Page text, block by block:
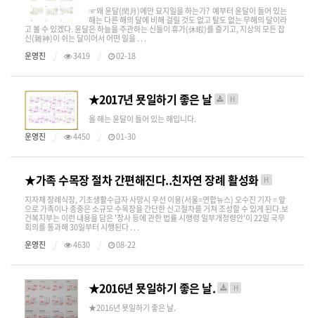
☞왜 윤달(閏月)에만 묘지일을 하는가? 예부터 윤달이 들어 있는
해는 다른 해의 달에 비해 걸릴 것도 없고 탈도 없는 무해의 달이라
고 볼 수 있겠다. ​윤달은 하늘을 주관하는 신들이 휴가(休暇)를 즐기고, 지상의 모든 잡
신(雜神)이 쉬는 달이어서 어떤 일을 . . .
운영진
3419 02-18
★2017년 묫일하기 좋은 날 H
올 해는 윤달이 들어 있는 해입니다.
운영진
4450 01-30
★가족 수목장 절차 간편해진다..친자연 장례 활성화 H
지자체 장례식장, 기초생활수급자 사망시 우선 이용(서울=연합뉴스) 오수진 기자 = 앞
으로 가족이나 종중은 소규모 수목장을 간단한 신고절차를 거쳐 조성할 수 있게 된다.보
건복지부는 이런 내용을 담은 '장사 등에 관한 법률 시행령 일부개정령안'이 22일 국무
회의를 통과해 30일부터 시행된다 . . .
운영진
4630 08-22
★2016년 묫일하기 좋은 날. H
​​ ★ ​​ ​​ 2016년 묫일하기 좋은 날.